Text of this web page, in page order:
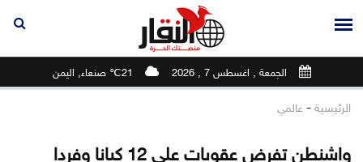
الجمعة , اغسطس 7 , 2026 21℃ صنعاء, اليمن
الرئيسية - عالمي
واشنطن تفرض عقوبات على 12 كيانا وفردا